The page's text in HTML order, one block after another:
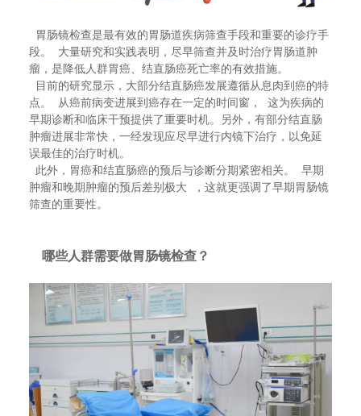
胃肠镜检查是最有效的胃肠道疾病筛查手段和重要的诊疗手
段。 大量研究和实践表明，尽早筛查并及时治疗胃肠道肿
瘤，是降低人群胃癌、结直肠癌死亡率的有效措施。
目前的研究显示，大部分结直肠癌发展遵循从息肉到癌的特
点。 从癌前病变进展到癌存在一定的时间窗， 这为疾病的
早期诊断和临床干预提供了重要时机。另外，有部分结直肠
肿瘤进展非常快，一经发现应尽早进行内镜下治疗，以免延
误最佳的治疗时机。
此外，胃癌和结直肠癌的预后与诊断分期紧密相关。 早期
肿瘤和晚期肿瘤的预后差别极大 ，这就更强调了早期胃肠镜
筛查的重要性。
哪些人群需要做胃肠镜检查？